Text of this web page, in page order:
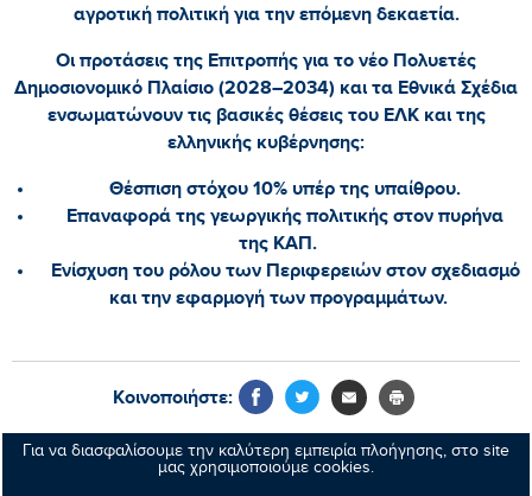
Για να διασφαλίσουμε την καλύτερη εμπειρία πλοήγησης, στο site
μας χρησιμοποιούμε cookies.
αγροτική πολιτική για την επόμενη δεκαετία.
Οι προτάσεις της Επιτροπής για το νέο Πολυετές
Δημοσιονομικό Πλαίσιο (2028–2034) και τα Εθνικά Σχέδια
ενσωματώνουν τις βασικές θέσεις του ΕΛΚ και της
ελληνικής κυβέρνησης:
Θέσπιση στόχου 10% υπέρ της υπαίθρου.
Επαναφορά της γεωργικής πολιτικής στον πυρήνα
της ΚΑΠ.
Ενίσχυση του ρόλου των Περιφερειών στον σχεδιασμό
και την εφαρμογή των προγραμμάτων.
Κοινοποιήστε:
Προηγούμενο νέο